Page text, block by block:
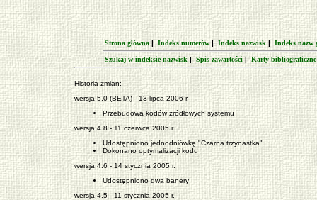
Strona główna | Indeks numerów| Indeks nazwisk| Indeks nazw
Szukaj w indeksie nazwisk|Spis zawartości|Karty bibliograficzne
Historia zmian:
wersja 5.0 (BETA) - 13 lipca 2006 r.
Przebudowa kodów zródłowych systemu
wersja 4.8 - 11 czerwca 2005 r.
Udostępniono jednodniówkę "Czarna trzynastka"
Dokonano optymalizacji kodu
wersja 4.6 - 14 stycznia 2005 r.
Udostępniono dwa banery
wersja 4.5 - 11 stycznia 2005 r.